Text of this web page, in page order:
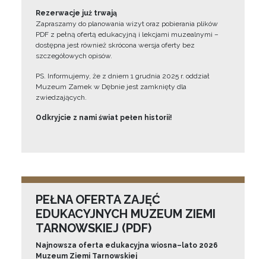
Rezerwacje już trwają
Zapraszamy do planowania wizyt oraz pobierania plików
PDF z pełną ofertą edukacyjną i lekcjami muzealnymi –
dostępna jest również skrócona wersja oferty bez
szczegółowych opisów.
PS. Informujemy, że z dniem 1 grudnia 2025 r. oddział
Muzeum Zamek w Dębnie jest zamknięty dla
zwiedzających.
Odkryjcie z nami świat pełen historii!
PEŁNA OFERTA ZAJĘĆ
EDUKACYJNYCH MUZEUM ZIEMI
TARNOWSKIEJ (PDF)
Najnowsza oferta edukacyjna wiosna–lato 2026
Muzeum Ziemi Tarnowskiej